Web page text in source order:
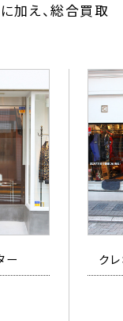
加え、総合買取
ー ク